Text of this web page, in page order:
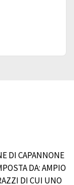
DI CAPANNONE
DA: AMPIO
DI CUI UNO